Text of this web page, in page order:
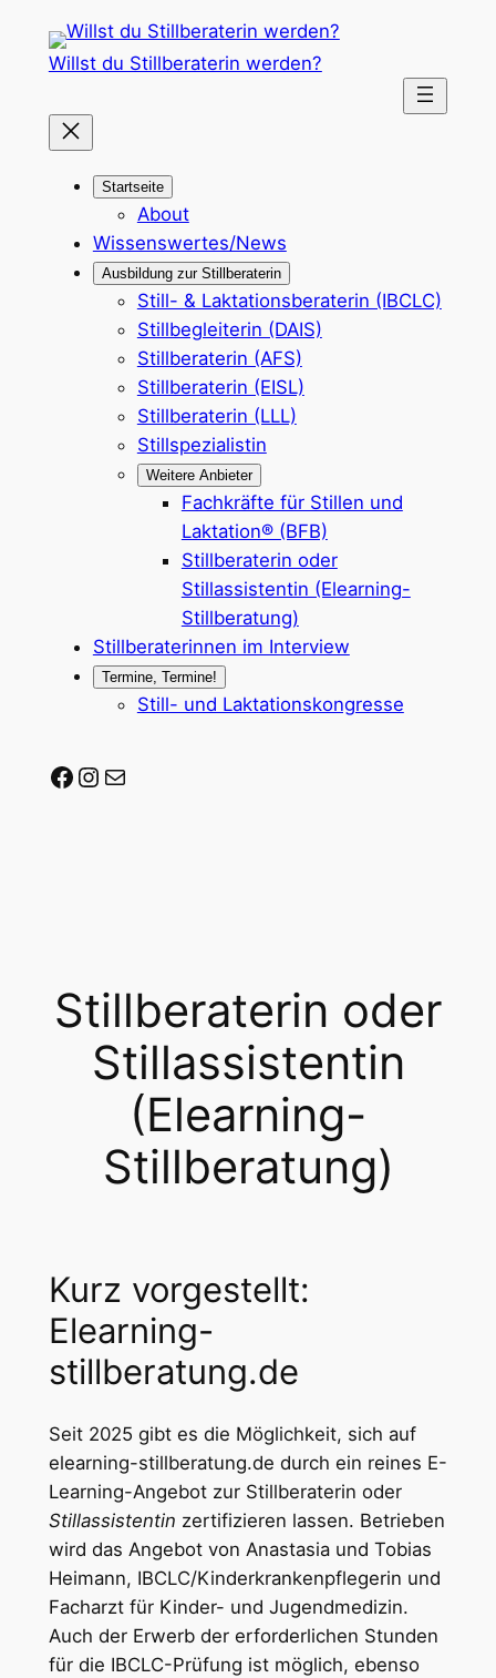
Inhalt
Willst du Stillberaterin werden?
Startseite
About
Wissenswertes/News
Ausbildung zur Stillberaterin
Still- & Laktationsberaterin (IBCLC)
Stillbegleiterin (DAIS)
Stillberaterin (AFS)
Stillberaterin (EISL)
Stillberaterin (LLL)
Stillspezialistin
Weitere Anbieter
Fachkräfte für Stillen und
Laktation® (BFB)
Stillberaterin oder
Stillassistentin (Elearning-
Stillberatung)
Stillberaterinnen im Interview
Termine, Termine!
Still- und Laktationskongresse
Stillberaterin-werden auf Facebook
Stillberaterin-werden auf Instagram
Mail-Adresse
Stillberaterin oder
Stillassistentin
(Elearning-
Stillberatung)
Kurz vorgestellt:
Elearning-
stillberatung.de
Seit 2025 gibt es die Möglichkeit, sich auf
elearning-stillberatung.de durch ein reines E-
Learning-Angebot zur Stillberaterin oder
Stillassistentin zertifizieren lassen. Betrieben
wird das Angebot von Anastasia und Tobias
Heimann, IBCLC/Kinderkrankenpflegerin und
Facharzt für Kinder- und Jugendmedizin.
Auch der Erwerb der erforderlichen Stunden
für die IBCLC-Prüfung ist möglich, ebenso